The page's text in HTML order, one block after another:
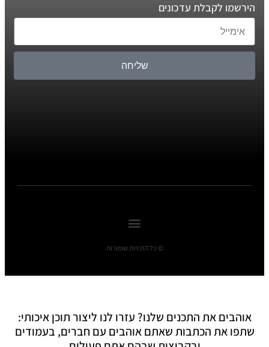
הירשמו לקבלת עדכונים
שליחה
© כל הזכויות שומורות
אוהבים את התכנים שלנו? עזרו לנו ליצור תוכן איכותי:
שתפו את הכתבות שאתם אוהבים עם חברים, בעמודים